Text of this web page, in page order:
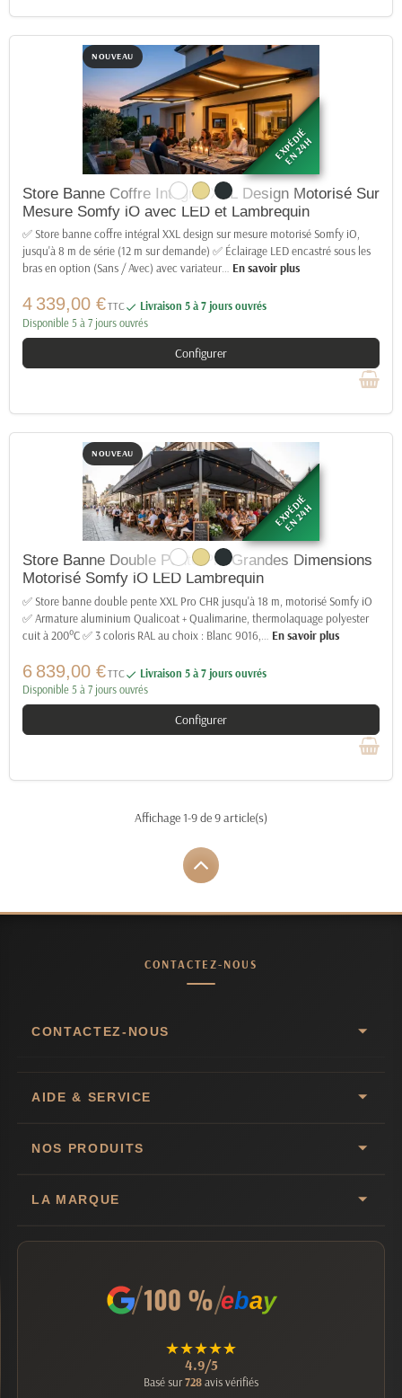
NOUVEAU
EXPÉDIÉ
EN 24H
Store Banne Coffre Intégral XXL Design Motorisé Sur
Mesure Somfy iO avec LED et Lambrequin
✅ Store banne coffre intégral XXL design sur mesure motorisé Somfy iO,
jusqu'à 8 m de série (12 m sur demande) ✅ Éclairage LED encastré sous les
bras en option (Sans / Avec) avec variateur… En savoir plus
4 339,00 €TTC Livraison 5 à 7 jours ouvrés
Disponible 5 à 7 jours ouvrés
Configurer
NOUVEAU
EXPÉDIÉ
EN 24H
Store Banne Double Pente Pro Grandes Dimensions
Motorisé Somfy iO LED Lambrequin
✅ Store banne double pente XXL Pro CHR jusqu'à 18 m, motorisé Somfy iO
✅ Armature aluminium Qualicoat + Qualimarine, thermolaquage polyester
cuit à 200°C ✅ 3 coloris RAL au choix : Blanc 9016,
En savoir plus
6 839,00 €TTC Livraison 5 à 7 jours ouvrés
Disponible 5 à 7 jours ouvrés
Configurer
Affichage 1-9 de 9 article(s)
CONTACTEZ-NOUS
CONTACTEZ-NOUS
AIDE & SERVICE
NOS PRODUITS
LA MARQUE
ebay
★★★★★
4.9/5
Basé sur728avis vérifiés